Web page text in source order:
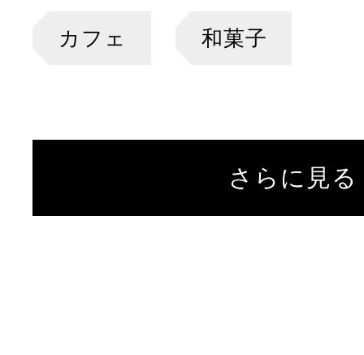
カフェ 和菓子
さらに見る